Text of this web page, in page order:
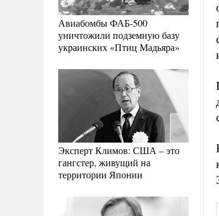
Авиабомбы ФАБ-500
уничтожили подземную базу
украинских «Птиц Мадьяра»
Эксперт Климов: США – это
гангстер, живущий на
территории Японии